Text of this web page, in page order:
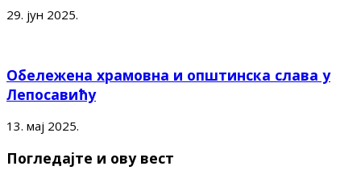
29. јун 2025.
Обележена храмовна и општинска слава у
Лепосавићу
13. мај 2025.
Погледајте и ову вест